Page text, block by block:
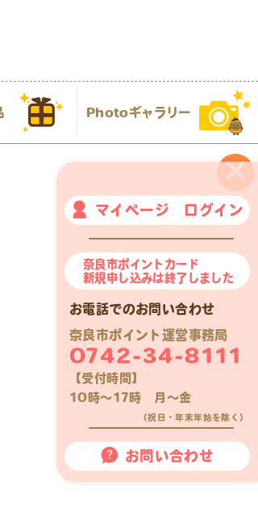
×
マイページ ログイン
奈良市ポイントカード
新規申し込みは終了しました
お電話でのお問い合わせ
奈良市ポイント運営事務局
0742-34-8111
【受付時間】
10時〜17時 月〜金
（祝日・年末年始を除く）
お問い合わせ
Photoギャラリー